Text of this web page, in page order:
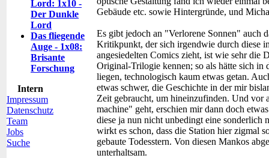
Lord: 1x10 -
Der Dunkle
Lord
Das fliegende
Auge - 1x08:
Brisante
Forschung
Intern
Impressum
Datenschutz
Team
Jobs
Suche
Gebäude etc. sowie Hintergründe, und
Es gibt jedoch an "Verlorene Sonnen" auch
Kritikpunkt, der sich irgendwie durch diese
angesiedelten Comics zieht, ist wie sehr die
Original-Trilogie kennen; so als hätte sich in
liegen, technologisch kaum etwas getan.
etwas schwer, die Geschichte in der mir
Zeit gebraucht, um hineinzufinden. Und vor
machine" geht, erschien mir dann doch
diese ja nun nicht unbedingt eine sonderlich
wirkt es schon, dass die Station hier zigmal
gebaute Todesstern. Von diesen Mankos
unterhaltsam.